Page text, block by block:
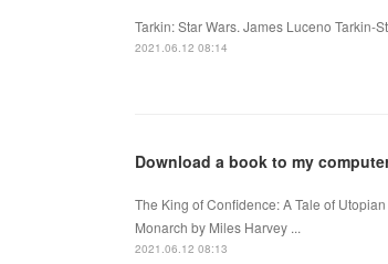
Tarkin: Star Wars. James Luceno Tarkin-
2021.06.12 08:14
Download a book to my
The King of Confidence: A Tale of
Monarch by Miles Harvey ...
2021.06.12 08:13